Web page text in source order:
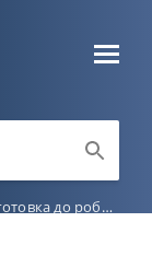
до роботи